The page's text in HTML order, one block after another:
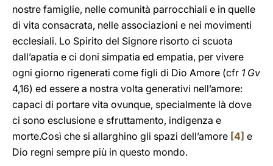
nostre famiglie, nelle comunità parrocchiali e in quelle
di vita consacrata, nelle associazioni e nei movimenti
ecclesiali. Lo Spirito del Signore risorto ci scuota
dall’apatia e ci doni simpatia ed empatia, per vivere
ogni giorno rigenerati come figli di Dio Amore (cfr 1 Gv
4,16) ed essere a nostra volta generativi nell’amore:
capaci di portare vita ovunque, specialmente là dove
ci sono esclusione e sfruttamento, indigenza e
morte.Così che si allarghino gli spazi dell’amore [4] e
Dio regni sempre più in questo mondo.